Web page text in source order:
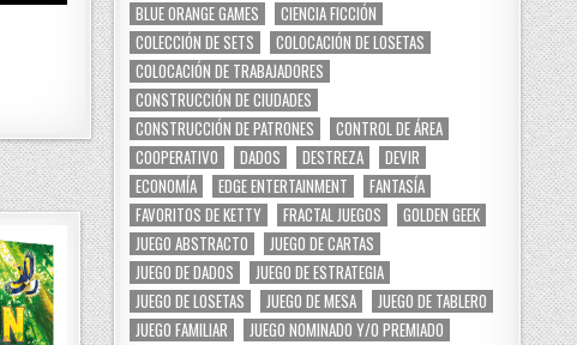
BLUE ORANGE GAMES
CIENCIA FICCIÓN
COLECCIÓN DE SETS
COLOCACIÓN DE LOSETAS
COLOCACIÓN DE TRABAJADORES
CONSTRUCCIÓN DE CIUDADES
CONSTRUCCIÓN DE PATRONES
CONTROL DE ÁREA
COOPERATIVO
DADOS DESTREZA
DEVIR
ECONOMÍA
EDGE ENTERTAINMENT
FANTASÍA
FAVORITOS DE KETTY
FRACTAL JUEGOS
GOLDEN GEEK
JUEGO ABSTRACTO
JUEGO DE CARTAS
JUEGO DE DADOS
JUEGO DE ESTRATEGIA
JUEGO DE LOSETAS
JUEGO DE MESA
JUEGO DE TABLERO
JUEGO FAMILIAR
JUEGO NOMINADO Y/O PREMIADO